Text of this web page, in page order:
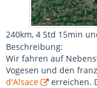
240km, 4 Std 15min
Beschreibung:
Wir fahren auf
Vogesen und den
d'Alsace
erreichen.